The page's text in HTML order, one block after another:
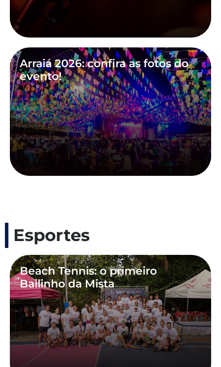
Arraiá 2026: confira as fotos do
evento!
Esportes
Beach Tennis: o primeiro
Bailinho da Mista